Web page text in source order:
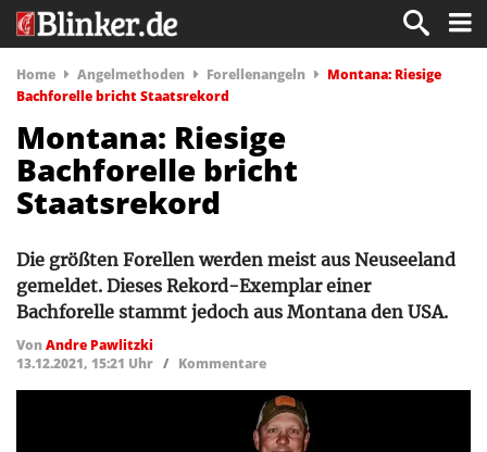
Home Angelmethoden Forellenangeln
Montana: Riesige
Bachforelle bricht Staatsrekord
Montana: Riesige
Bachforelle bricht
Staatsrekord
Die größten Forellen werden meist aus Neuseeland
gemeldet. Dieses Rekord-Exemplar einer
Bachforelle stammt jedoch aus Montana den USA.
VonAndre Pawlitzki
13.12.2021, 15:21 Uhr / Kommentare